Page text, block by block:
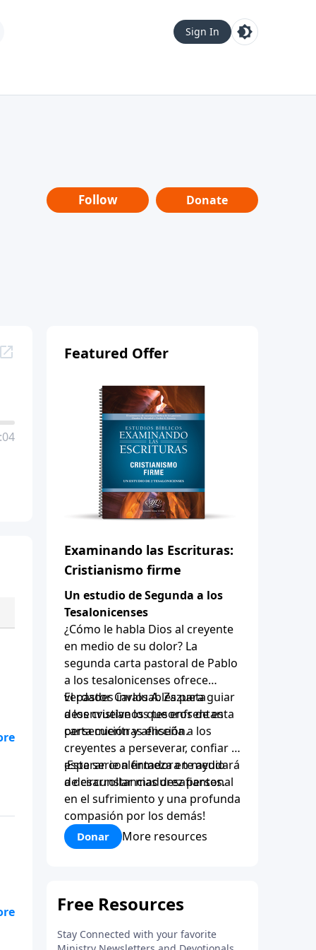
Sign In
Follow Donate
Featured Offer
Examinando las Escrituras:
Cristianismo firme
Un estudio de Segunda a los
Tesalonicenses
¿Cómo le habla Dios al creyente
en medio de su dolor? La
segunda carta pastoral de Pablo
a los tesalonicenses ofrece
verdades invaluables para guiar
a los cristianos que enfrentan
persecución y aflicción.
El pastor Carlos A. Zazueta
desenvuelve los tesoros de esta
carta mientras enseña a los
creyentes a perseverar, confiar y
esperar con firmeza en medio
de circunstancias desafiantes.
¡Esta serie alentadora te ayudará
a desarrollar madurez personal
en el sufrimiento y una profunda
compasión por los demás!
Donar More resources